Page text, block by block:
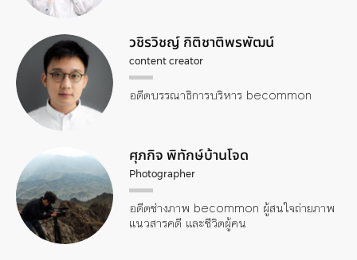
วชิรวิชญ์ กิติชาติพรพัฒน์
content creator
อดีตบรรณาธิการบริหาร becommon
ศุภกิจ พิทักษ์บ้านโจด
Photographer
อดีตช่างภาพ becommon ผู้สนใจถ่ายภาพ
แนวสารคดี และชีวิตผู้คน